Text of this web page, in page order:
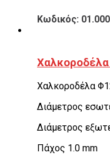
Κωδικός:
Χαλκοροδέλα
Διάμετρος
Διάμετρος
Πάχος 1.0 mm